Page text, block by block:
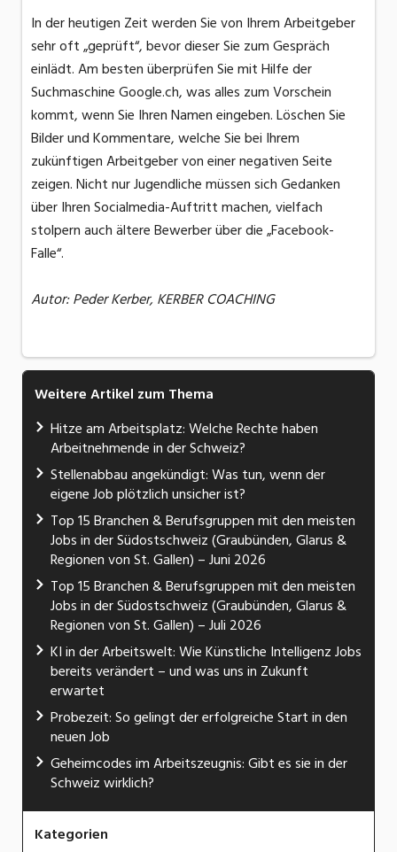
In der heutigen Zeit werden Sie von Ihrem Arbeitgeber
sehr oft „geprüft“, bevor dieser Sie zum Gespräch
einlädt. Am besten überprüfen Sie mit Hilfe der
Suchmaschine Google.ch, was alles zum Vorschein
kommt, wenn Sie Ihren Namen eingeben. Löschen Sie
Bilder und Kommentare, welche Sie bei Ihrem
zukünftigen Arbeitgeber von einer negativen Seite
zeigen. Nicht nur Jugendliche müssen sich Gedanken
über Ihren Socialmedia-Auftritt machen, vielfach
stolpern auch ältere Bewerber über die „Facebook-
Falle“.
Autor: Peder Kerber, KERBER COACHING
Weitere Artikel zum Thema
Hitze am Arbeitsplatz: Welche Rechte haben
Arbeitnehmende in der Schweiz?
Stellenabbau angekündigt: Was tun, wenn der
eigene Job plötzlich unsicher ist?
Top 15 Branchen & Berufsgruppen mit den meisten
Jobs in der Südostschweiz (Graubünden, Glarus &
Regionen von St. Gallen) – Juni 2026
Top 15 Branchen & Berufsgruppen mit den meisten
Jobs in der Südostschweiz (Graubünden, Glarus &
Regionen von St. Gallen) – Juli 2026
KI in der Arbeitswelt: Wie Künstliche Intelligenz Jobs
bereits verändert – und was uns in Zukunft
erwartet
Probezeit: So gelingt der erfolgreiche Start in den
neuen Job
Geheimcodes im Arbeitszeugnis: Gibt es sie in der
Schweiz wirklich?
Kategorien